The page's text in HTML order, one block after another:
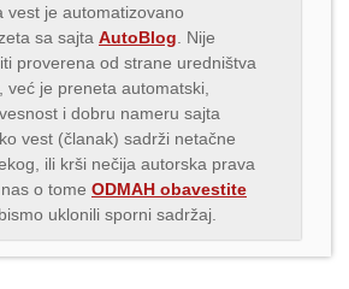
vest je automatizovano
sa sajta AutoBlog . Nije
proverena od strane uredništva
već je preneta automatski,
i dobru nameru sajta
vest (članak) sadrži netačne
ili krši nečija autorska prava
o tome ODMAH obavestite
uklonili sporni sadržaj.